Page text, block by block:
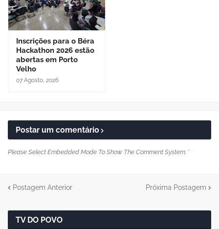
Inscrições para o Béra
Hackathon 2026 estão
abertas em Porto
Velho
07 Agosto, 2026
Postar um comentário
Please Select Embedded Mode To Show The Comment System. *
Postagem Anterior Próxima Postagem
TV DO POVO